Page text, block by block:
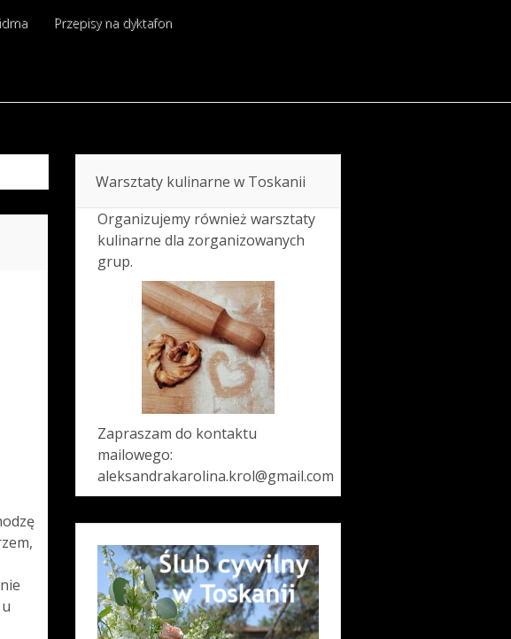
Przepisy na dyktafon
Warsztaty kulinarne w Toskanii
Organizujemy również warsztaty
kulinarne dla zorganizowanych
grup.
Zapraszam do kontaktu
mailowego:
aleksandrakarolina.krol@gmail.com